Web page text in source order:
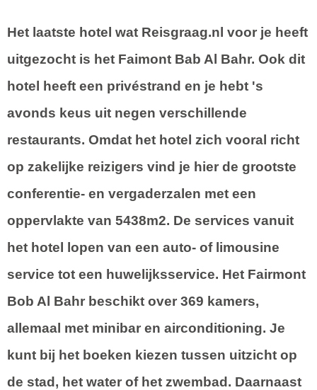
Het laatste hotel wat Reisgraag.nl voor je heeft
uitgezocht is het Faimont Bab Al Bahr. Ook dit
hotel heeft een privéstrand en je hebt 's
avonds keus uit negen verschillende
restaurants. Omdat het hotel zich vooral richt
op zakelijke reizigers vind je hier de grootste
conferentie- en vergaderzalen met een
oppervlakte van 5438m2. De services vanuit
het hotel lopen van een auto- of limousine
service tot een huwelijksservice. Het Fairmont
Bob Al Bahr beschikt over 369 kamers,
allemaal met minibar en airconditioning. Je
kunt bij het boeken kiezen tussen uitzicht op
de stad, het water of het zwembad. Daarnaast